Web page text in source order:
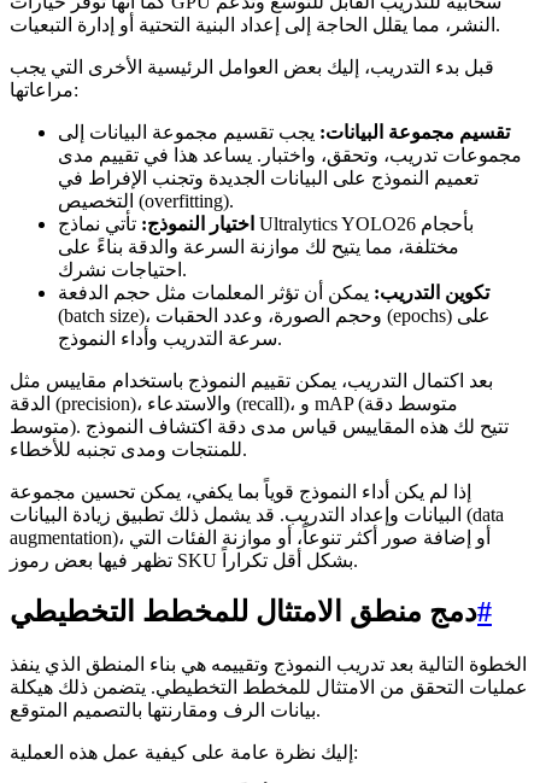
النشر، مما يقلل الحاجة إلى إعداد البنية التحتية أو إدارة التبعيات.
قبل بدء التدريب، إليك بعض العوامل الرئيسية الأخرى التي يجب
مراعاتها:
تقسيم مجموعة البيانات: يجب تقسيم مجموعة البيانات إلى
مجموعات تدريب، وتحقق، واختبار. يساعد هذا في تقييم مدى
تعميم النموذج على البيانات الجديدة وتجنب الإفراط في
التخصيص (overfitting).
اختيار النموذج: تأتي نماذج Ultralytics YOLO26 بأحجام
مختلفة، مما يتيح لك موازنة السرعة والدقة بناءً على
احتياجات نشرك.
تكوين التدريب: يمكن أن تؤثر المعلمات مثل حجم الدفعة
(batch size)، وحجم الصورة، وعدد الحقبات (epochs) على
سرعة التدريب وأداء النموذج.
بعد اكتمال التدريب، يمكن تقييم النموذج باستخدام مقاييس مثل
الدقة (precision)، والاستدعاء (recall)، و mAP (متوسط دقة
متوسط). تتيح لك هذه المقاييس قياس مدى دقة اكتشاف النموذج
للمنتجات ومدى تجنبه للأخطاء.
إذا لم يكن أداء النموذج قوياً بما يكفي، يمكن تحسين مجموعة
البيانات وإعداد التدريب. قد يشمل ذلك تطبيق زيادة البيانات (data
augmentation)، أو إضافة صور أكثر تنوعاً، أو موازنة الفئات التي
تظهر فيها بعض رموز SKU بشكل أقل تكراراً.
دمج منطق الامتثال للمخطط التخطيطي#
الخطوة التالية بعد تدريب النموذج وتقييمه هي بناء المنطق الذي ينفذ
عمليات التحقق من الامتثال للمخطط التخطيطي. يتضمن ذلك هيكلة
بيانات الرف ومقارنتها بالتصميم المتوقع.
إليك نظرة عامة على كيفية عمل هذه العملية: